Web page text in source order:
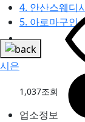
4. 안산스웨디
5. 아로마구인
시은
1,037조회
업소정보